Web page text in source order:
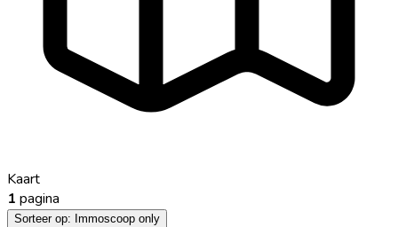
Kaart
1 pagina
Sorteer op: Immoscoop only